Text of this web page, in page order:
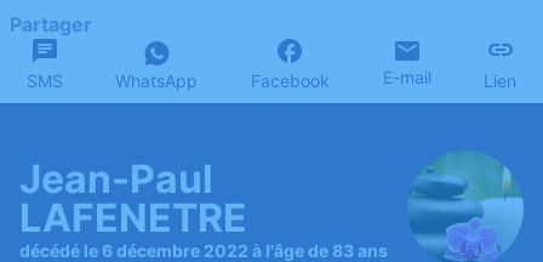
Partager
SMS WhatsApp Facebook E-mail Lien
Jean-Paul
LAFENETRE
décédé le 6 décembre 2022 à l'âge de 83 ans